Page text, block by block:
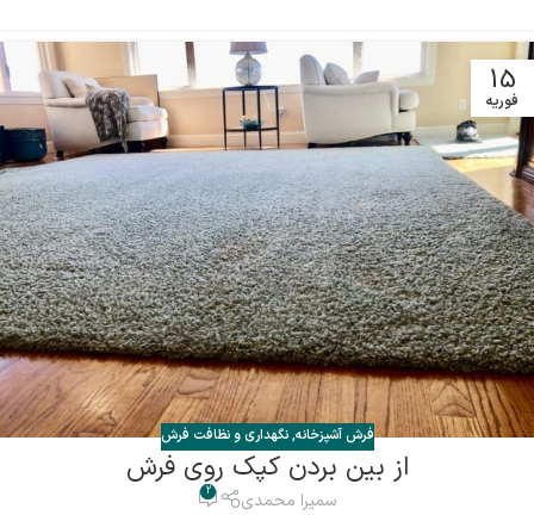
15
فوریه
فرش آشپزخانه,نگهداری و نظافت فرش
از بین بردن کپک روی فرش
سمیرا محمدی 2